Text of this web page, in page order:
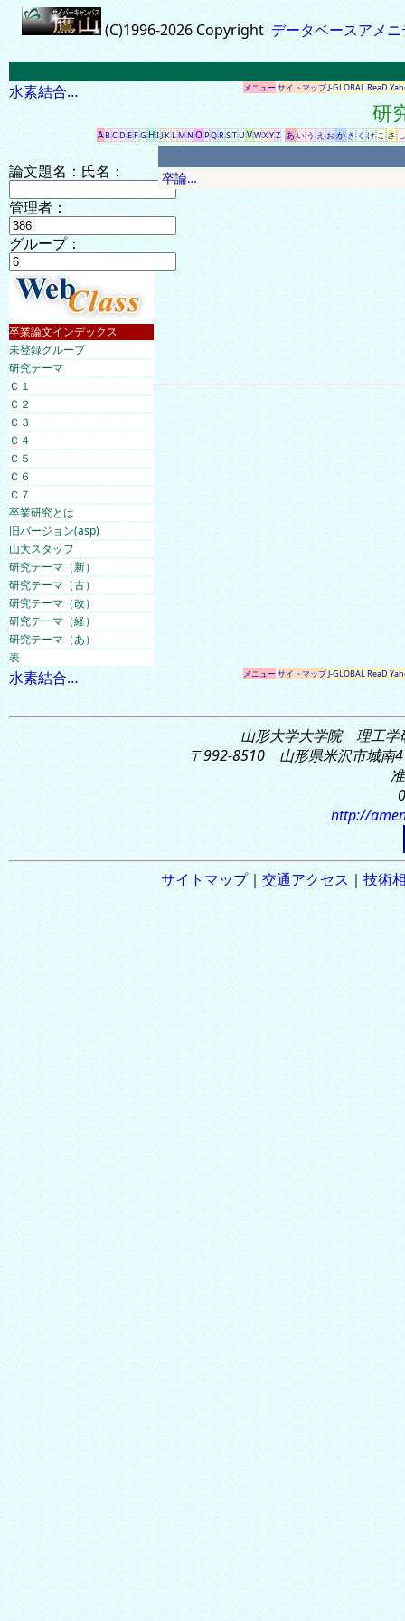
(C)1996-2026 Copyright データベースアメ
水素結合… メニューサイトマップJ-GLOBALReaD
研
ABCDEFGHIJKLMNOPQRSTUVWXYZ あいう え おかき く けこ さ し
論文題名： 氏名：
管理者：
グループ：
卒業論文インデックス
未登録グループ
研究テーマ
Ｃ１
Ｃ２
Ｃ３
Ｃ４
Ｃ５
Ｃ６
Ｃ７
卒業研究とは
旧バージョン(asp)
山大スタッフ
研究テーマ（新）
研究テーマ（古）
研究テーマ（改）
研究テーマ（経）
研究テーマ（あ）
表
卒論…
水素結合… メニューサイトマップJ-GLOBALReaD
山形大学大学院 理工学
〒992-8510 山形県米沢市城南
http://
サイトマップ｜ 交通アクセス ｜ 技術